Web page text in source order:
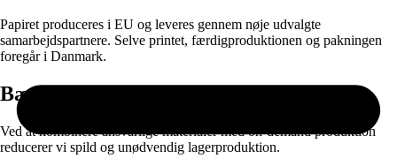
Papiret produceres i EU og leveres gennem nøje udvalgte
samarbejdspartnere. Selve printet, færdigproduktionen og pakningen
foregår i Danmark.
Bæredygtighed
Ved at kombinere ansvarlige materialer med on-demand produktion
reducerer vi spild og unødvendig lagerproduktion.